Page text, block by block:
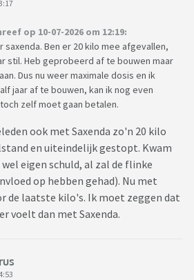
op 10-07-2026 om 12:19:
saxenda. Ben er 20 kilo mee afgevallen,
stil. Heb geprobeerd af te bouwen maar
Dus nu weer maximale dosis en ik
jaar af te bouwen, kan ik nog even
zelf moet gaan betalen.
ook met Saxenda zo'n 20 kilo
en uiteindelijk gestopt. Kwam
eigen schuld, al zal de flinke
op hebben gehad). Nu met
de laatste kilo's. Ik moet zeggen dat
voelt dan met Saxenda.